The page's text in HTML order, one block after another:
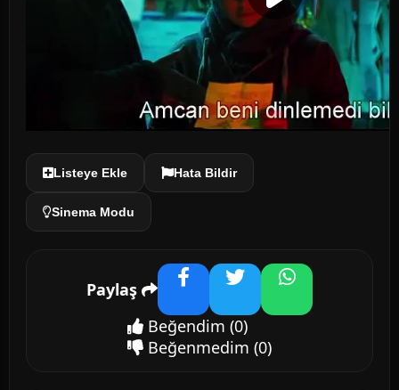
Listeye Ekle Hata Bildir
Sinema Modu
Paylaş FacebookTwitterWhatsApp
Beğendim (0)
Beğenmedim (0)